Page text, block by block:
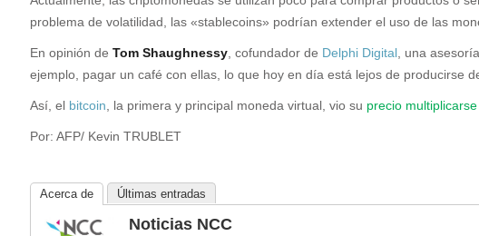
problema de volatilidad, las «stablecoins» podrían extender el uso de las
En opinión de Tom Shaughnessy , cofundador de Delphi Digital , una
ejemplo, pagar un café con ellas, lo que hoy en día está lejos de producirse
Así, el bitcoin , la primera y principal moneda virtual, vio su precio
Por: AFP/ Kevin TRUBLET
Acerca de Últimas entradas
Noticias NCC